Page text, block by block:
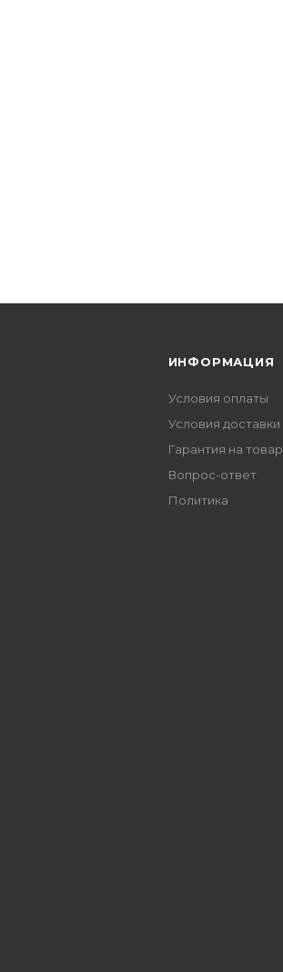
ИНФОРМАЦИЯ
Условия оплаты
Условия доставки
Гарантия на товар
Вопрос-ответ
Политика